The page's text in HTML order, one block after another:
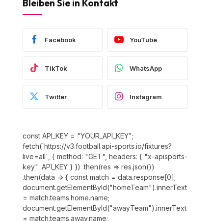
Bleiben Sie in Kontakt
Facebook YouTube
TikTok WhatsApp
Twitter Instagram
const API_KEY = "YOUR_API_KEY";
fetch(`https://v3.football.api-sports.io/fixtures?
live=all`, { method: "GET", headers: { "x-apisports-
key": API_KEY } }) .then(res => res.json())
.then(data => { const match = data.response[0];
document.getElementById("homeTeam").innerText
= match.teams.home.name;
document.getElementById("awayTeam").innerText
= match.teams.away.name;